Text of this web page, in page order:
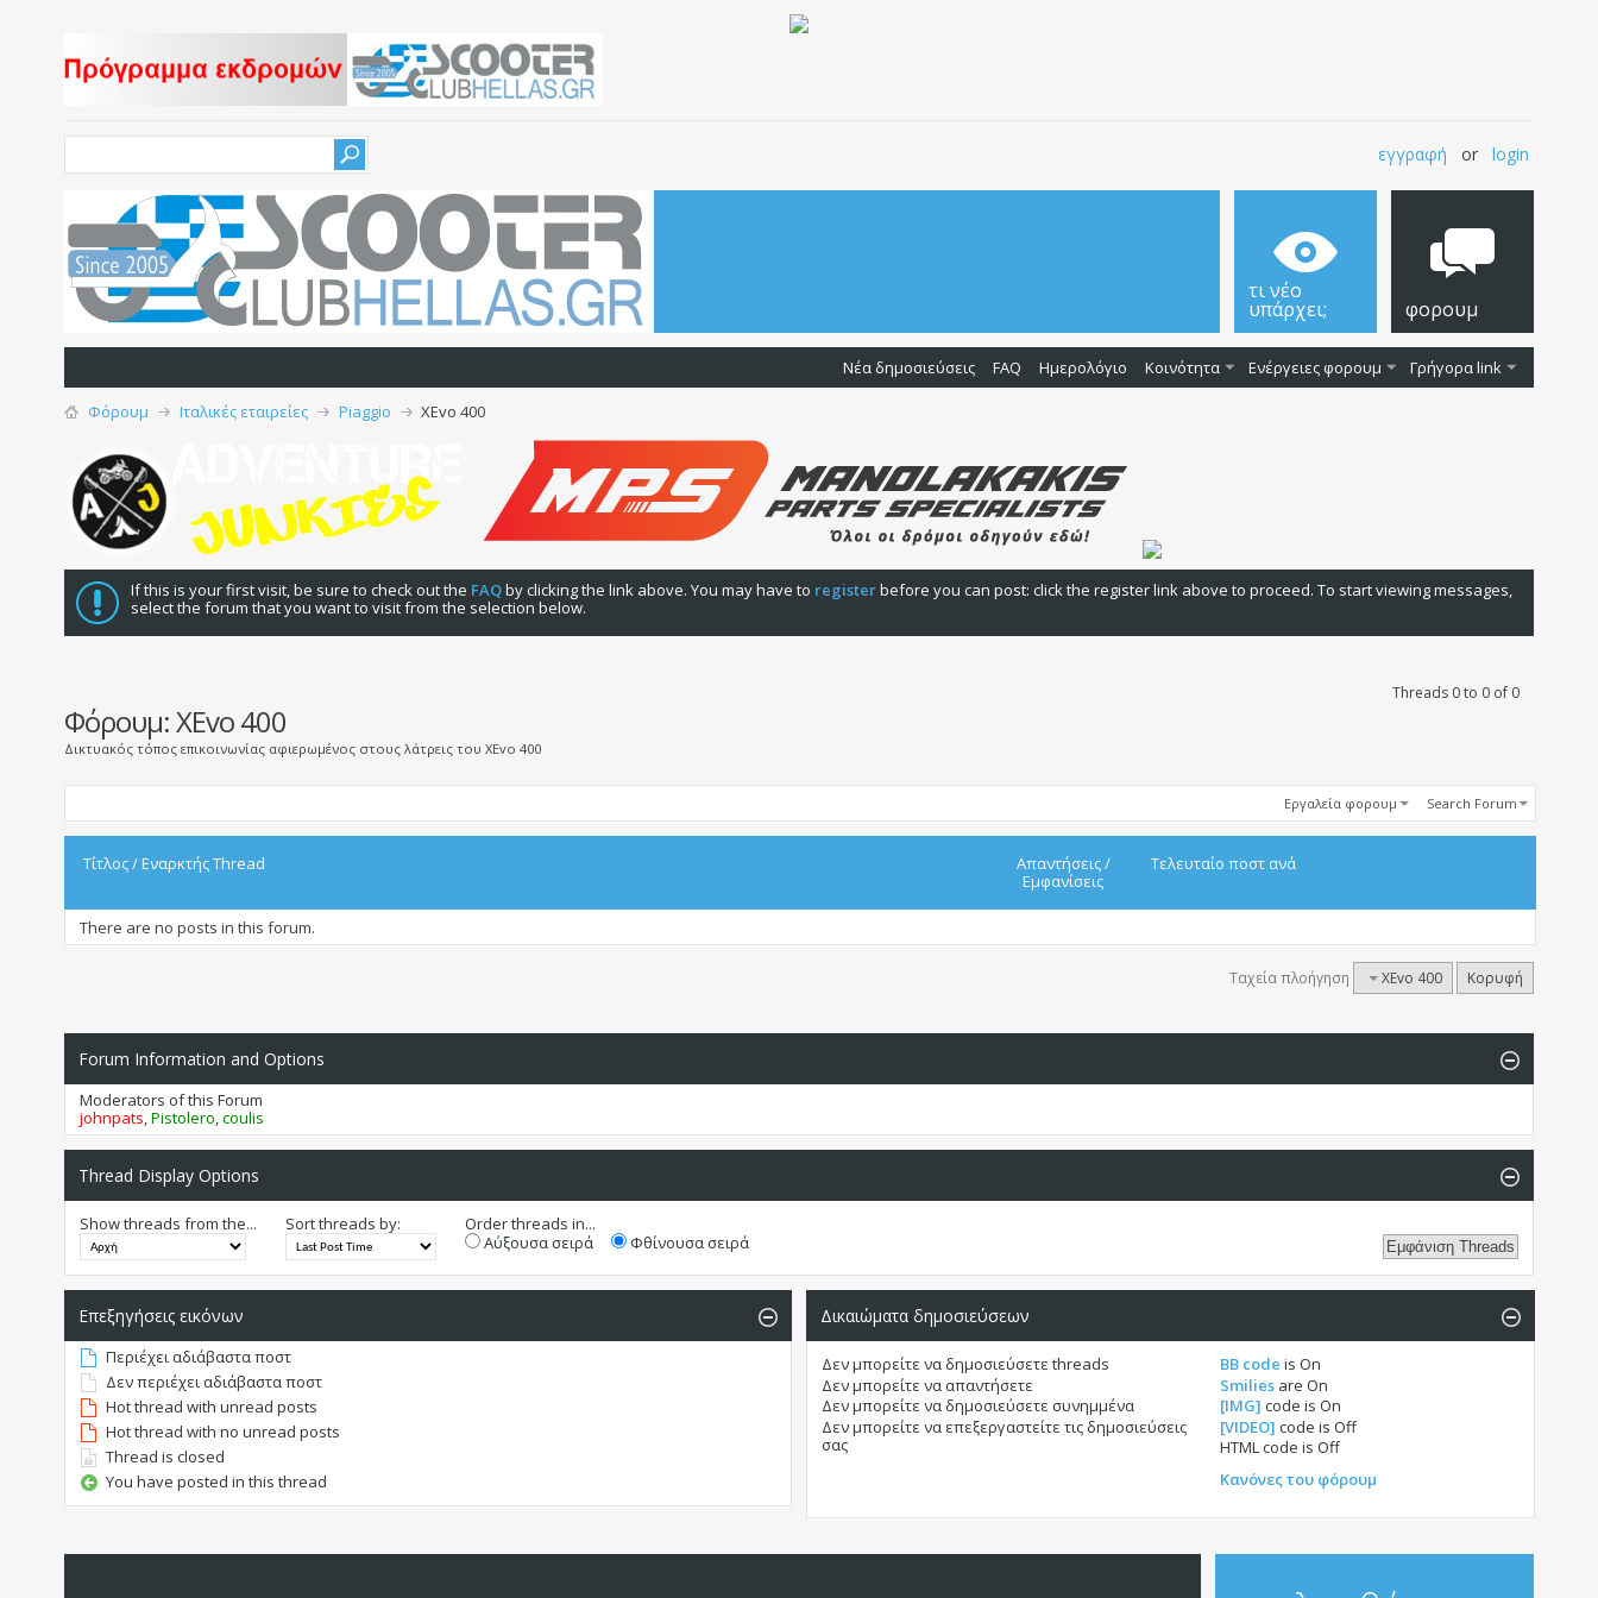
εγγραφή or login
τι νέο
υπάρχει; φορουμ
Νέα δημοσιεύσεις FAQ Ημερολόγιο Κοινότητα Ενέργειες φορουμ Γρήγορα link
Φόρουμ Iταλικές εταιρείες Piaggio XEvo 400
If this is your first visit, be sure to check out the FAQby clicking the link above. You may have to registerbefore you can post: click the register link above to proceed. To start viewing messages,
select the forum that you want to visit from the selection below.
Threads 0 to 0 of 0
Φόρουμ:XEvo 400
Δικτυακός τόπος επικοινωνίας αφιερωμένος στους λάτρεις του ΧEvo 400
Εργαλεία φορουμ Search Forum
Τίτλος/Εναρκτής Thread Απαντήσεις/
Εμφανίσεις
Τελευταίο ποστ ανά
There are no posts in this forum.
Ταχεία πλοήγηση XEvo 400 Κορυφή
Forum Information and Options
Moderators of this Forum
johnpats,Pistolero,coulis
Thread Display Options
Show threads from the... Sort threads by:
Order threads in...
Αύξουσα σειρά
Φθίνουσα σειρά
Επεξηγήσεις εικόνων
Περιέχει αδιάβαστα ποστ
Δεν περιέχει αδιάβαστα ποστ
Hot thread with unread posts
Hot thread with no unread posts
Thread is closed
You have posted in this thread
Δικαιώματα δημοσιεύσεων
Δεν μπορείτε να δημοσιεύσετε threads
Δεν μπορείτε να απαντήσετε
Δεν μπορείτε να δημοσιεύσετε συνημμένα
Δεν μπορείτενα επεξεργαστείτε τις δημοσιεύσεις
σας
BB code is On
Smiliesare On
[IMG] code is On
[VIDEO] code is Off
HTML code is Off
Κανόνες του φόρουμ